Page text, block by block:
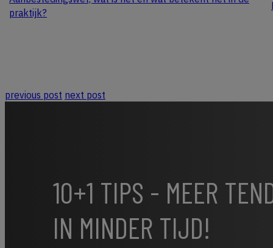
praktijk?
previous post next post
10+1 TIPS - MEER
IN MINDER TIJD!